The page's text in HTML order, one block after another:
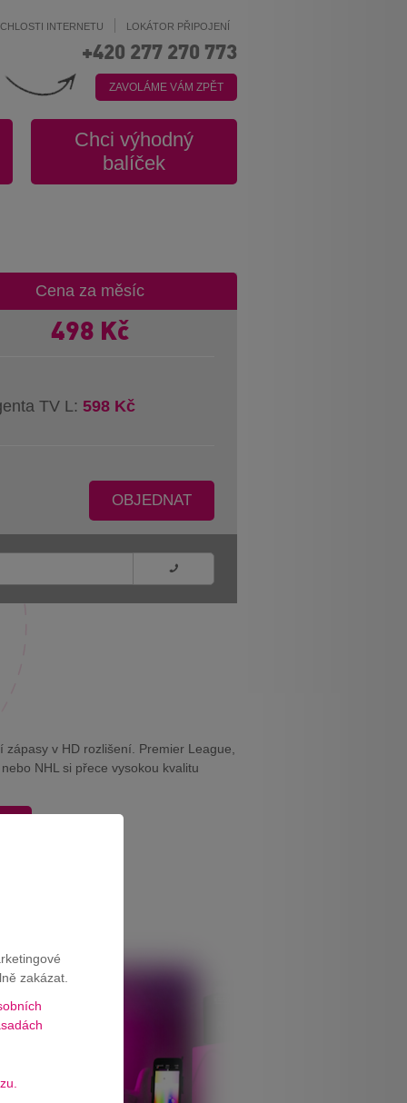
INTERNETU LOKÁTOR PŘIPOJENÍ
+420 277 270 773
ZAVOLÁME VÁM ZPĚT
Chci výhodný
balíček
Cena za měsíc
498 Kč
TV L:598 Kč
OBJEDNAT
v HD rozlišení. Premier League,
NHL si přece vysokou kvalitu
zakázat.